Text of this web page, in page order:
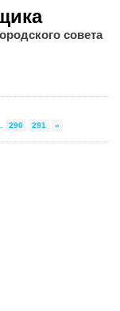
совета
290 291 »